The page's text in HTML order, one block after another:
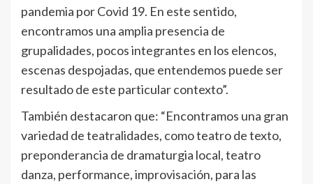
pandemia por Covid 19. En este sentido,
encontramos una amplia presencia de
grupalidades, pocos integrantes en los elencos,
escenas despojadas, que entendemos puede ser
resultado de este particular contexto”.
También destacaron que: “Encontramos una gran
variedad de teatralidades, como teatro de texto,
preponderancia de dramaturgia local, teatro
danza, performance, improvisación, para las